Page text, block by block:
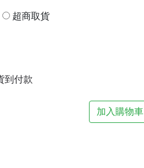
超商取貨
到付款
加入購物車